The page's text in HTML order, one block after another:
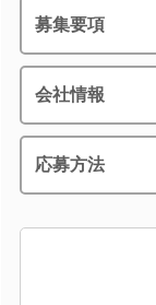
募集要項
会社情報
応募方法